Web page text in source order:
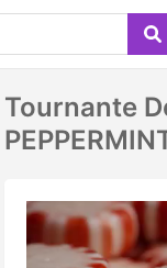
Tournante